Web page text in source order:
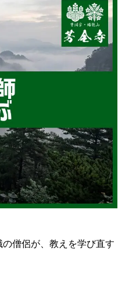
僧侶が、教えを学び直す